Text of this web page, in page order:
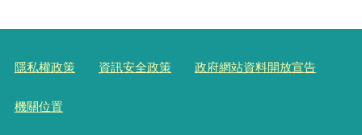
隱私權政策 資訊安全政策 政府網站資料開放宣告
機關位置